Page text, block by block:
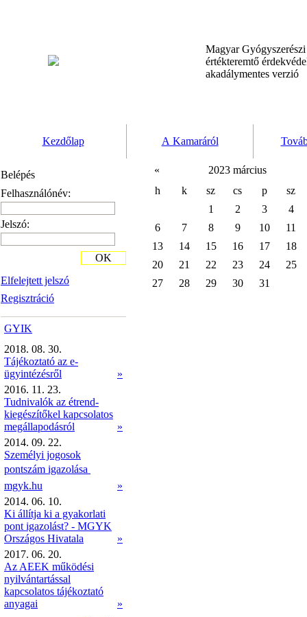
Magyar
értékteremtő
akadálymentes verzió
Kezdőlap A Kamaráról
Belépés
Felhasználónév:
Jelszó:
Elfelejtett jelszó
Regisztráció
OK
GYIK
2018. 08. 30.
Tájékoztató az e-
ügyintézésről
»
2016. 11. 23.
Tudnivalók az étrend-
kiegészítőkel kapcsolatos
megállapodásról
»
2014. 09. 22.
Személyi jogosok
pontszám igazolása 
mgyk.hu
»
2014. 06. 10.
Ki állítja ki a gyakorlati
pont igazolást? - MGYK
Országos Hivatala
»
2017. 06. 20.
Az AEEK működési
nyilvántartással
kapcsolatos tájékoztató
anyagai
»
«
2023 március
h
k sz cs p
sz
1
2 3
4
6
7 8 9 10
11
13
14 15 16 17
18
20
21 22 23 24
25
27
28 29 30 31